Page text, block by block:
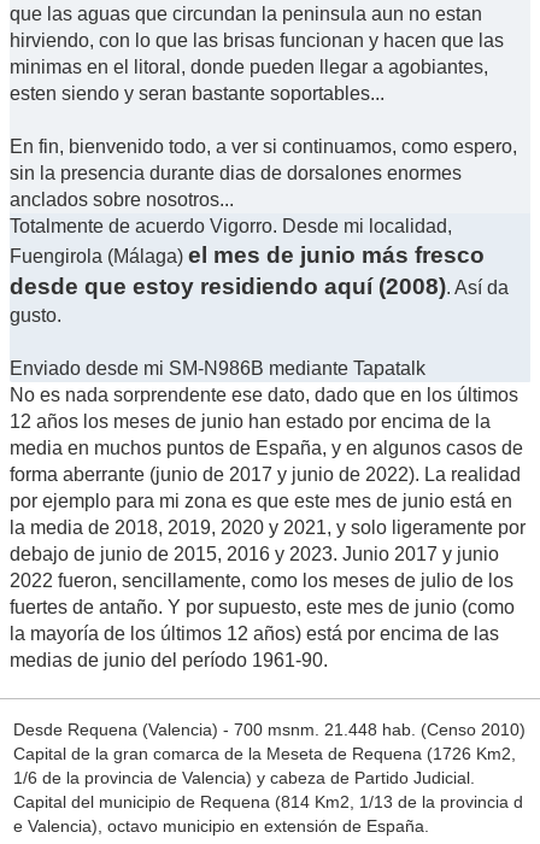
que las aguas que circundan la peninsula aun no estan
hirviendo, con lo que las brisas funcionan y hacen que las
minimas en el litoral, donde pueden llegar a agobiantes,
esten siendo y seran bastante soportables...
En fin, bienvenido todo, a ver si continuamos, como espero,
sin la presencia durante dias de dorsalones enormes
anclados sobre nosotros...
Totalmente de acuerdo Vigorro. Desde mi localidad,
Fuengirola (Málaga) el mes de junio más fresco
desde que estoy residiendo aquí (2008). Así da
gusto.
Enviado desde mi SM-N986B mediante Tapatalk
No es nada sorprendente ese dato, dado que en los últimos
12 años los meses de junio han estado por encima de la
media en muchos puntos de España, y en algunos casos de
forma aberrante (junio de 2017 y junio de 2022). La realidad
por ejemplo para mi zona es que este mes de junio está en
la media de 2018, 2019, 2020 y 2021, y solo ligeramente por
debajo de junio de 2015, 2016 y 2023. Junio 2017 y junio
2022 fueron, sencillamente, como los meses de julio de los
fuertes de antaño. Y por supuesto, este mes de junio (como
la mayoría de los últimos 12 años) está por encima de las
medias de junio del período 1961-90.
Desde Requena (Valencia) - 700 msnm. 21.448 hab. (Censo 2010)
Capital de la gran comarca de la Meseta de Requena (1726 Km2,
1/6 de la provincia de Valencia) y cabeza de Partido Judicial.
Capital del municipio de Requena (814 Km2, 1/13 de la provincia d
e Valencia), octavo municipio en extensión de España.